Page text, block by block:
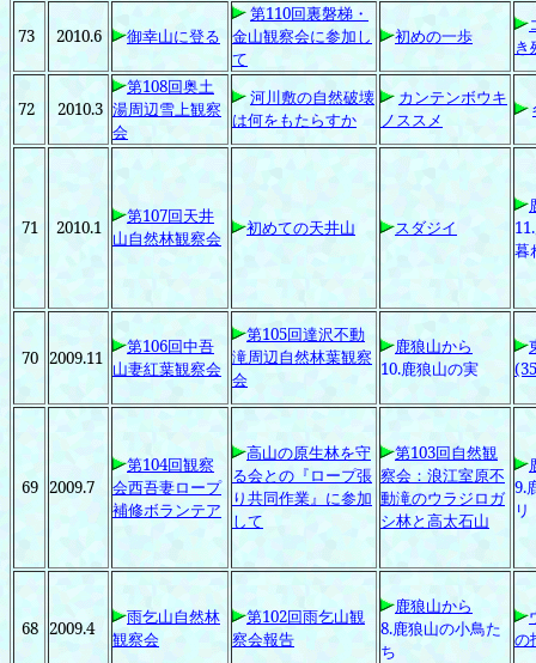
73 2010.6 御幸山に登る
第110回裏磐梯・
金山観察会に参加し
て
初めの一歩
き
72 2010.3
第108回奥土
湯周辺雪上観察
会
河川敷の自然破壊
は何をもたらすか
カンテンボウキ
ノススメ
71 2010.1
第107回天井
山自然林観察会
初めての天井山 スダジイ
11.
暮
70 2009.11
第106回中吾
山妻紅葉観察会
第105回達沢不動
滝周辺自然林葉観察
会
鹿狼山から
10.鹿狼山の実
69 2009.7
第104回観察
会西吾妻ロープ
補修ボランテア
高山の原生林を守
る会との『ロープ張
り共同作業』に参加
して
第103回自然観
察会：浪江室原不
動滝のウラジロガ
シ林と高太石山
9.
リ
68 2009.4
雨乞山自然林
観察会
第102回雨乞山観
察会報告
鹿狼山から
8.鹿狼山の小鳥た
ち
の